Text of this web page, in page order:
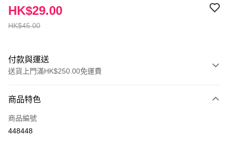
HK$45.00
HK$29.00
付款與運送
送貨上門滿HK$250.00免運費
信用卡
Apple Pay
商品特色
商品編號
448448